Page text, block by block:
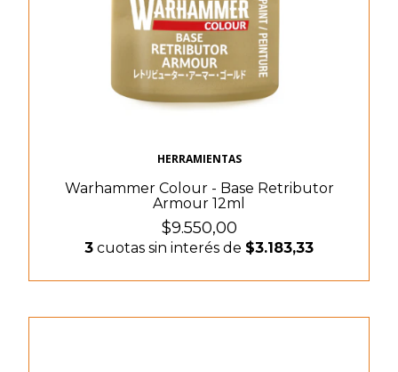
HERRAMIENTAS
Warhammer Colour - Base Retributor
Armour 12ml
$9.550,00
3 cuotas sin interés de $3.183,33